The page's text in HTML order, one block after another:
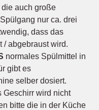
auch große
nur ca. drei
dass das
/ abgebraust wird.
normales Spülmittel in
gibt es
selber dosiert.
Geschirr wird nicht
bitte die in der Küche